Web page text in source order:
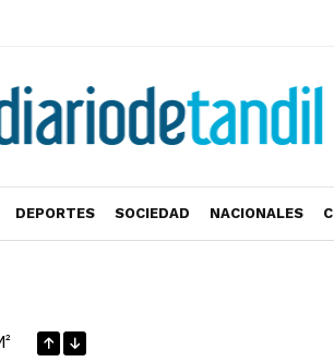
DEPORTES SOCIEDAD NACIONALES